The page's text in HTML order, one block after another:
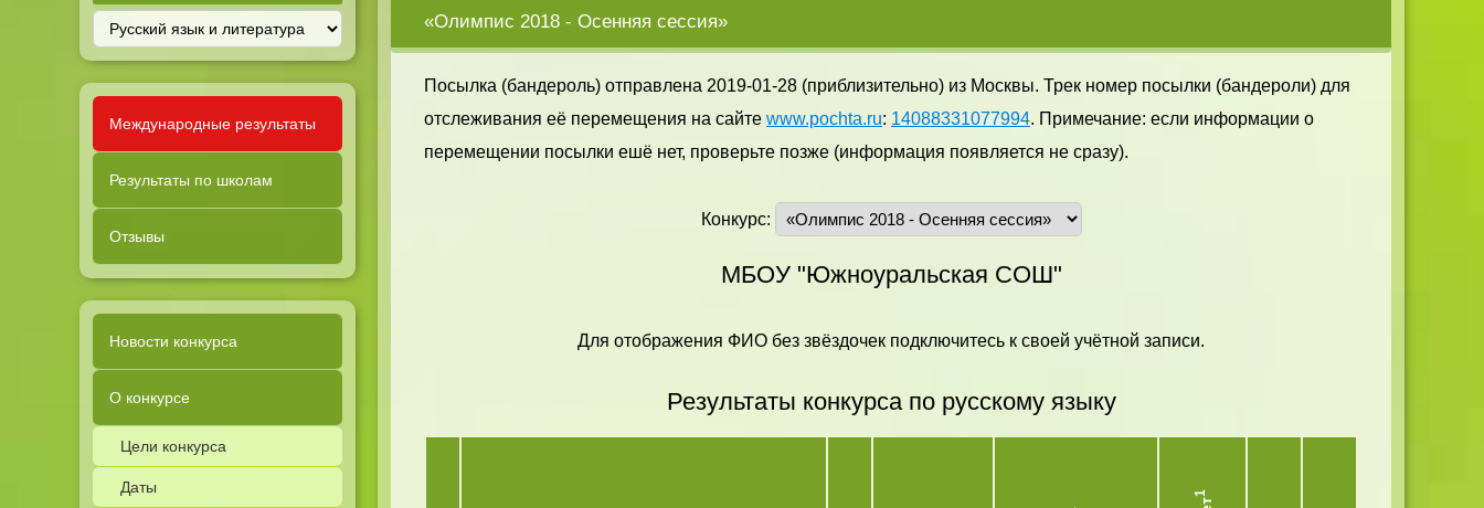
Международные результаты
Результаты по школам
Отзывы
Новости конкурса
О конкурсе
Цели конкурса
Даты
«Олимпис 2018 - Осенняя сессия»
Посылка (бандероль) отправлена 2019-01-28 (приблизительно) из Москвы. Трек номер посылки (бандероли) для
отслеживания её перемещения на сайте www.pochta.ru: 14088331077994. Примечание: если информации о
перемещении посылки ешё нет, проверьте позже (информация появляется не сразу).
Конкурс:
МБОУ "Южноуральская СОШ"
Для отображения ФИО без звёздочек подключитесь к своей учётной записи.
Результаты конкурса по русскому языку
1